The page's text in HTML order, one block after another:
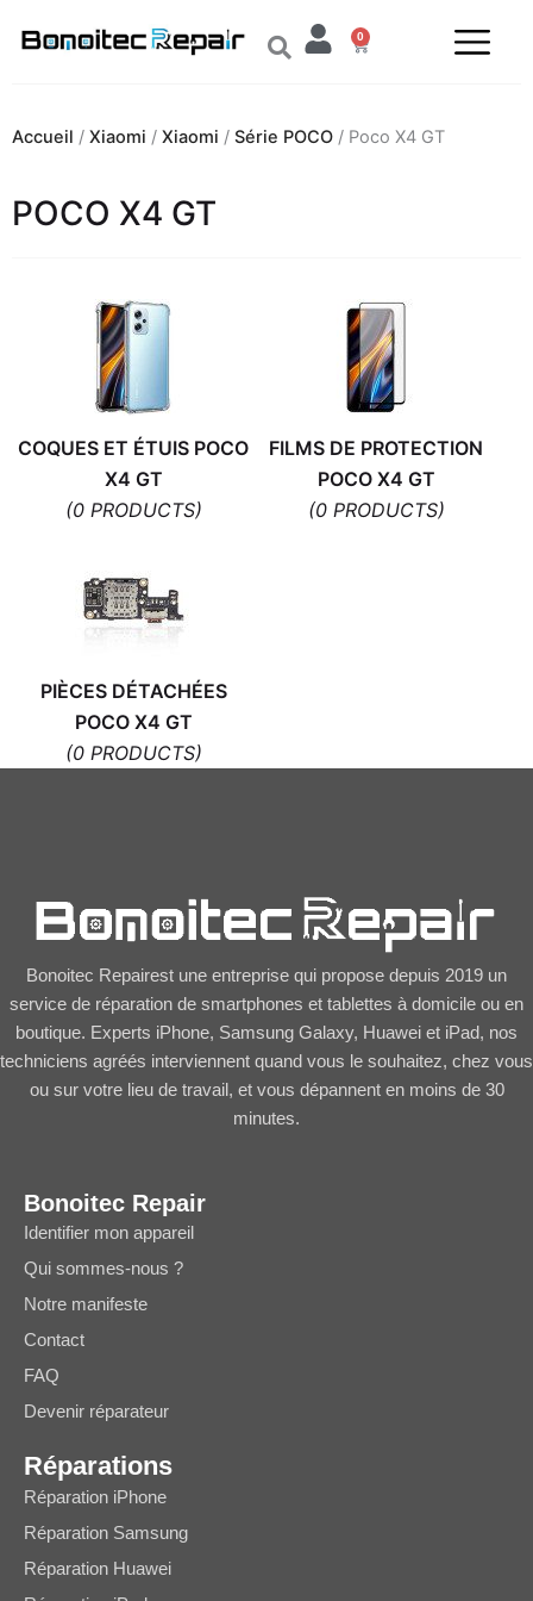
0
Panier
Accueil / Xiaomi / Xiaomi / Série POCO / Poco X4 GT
POCO X4 GT
COQUES ET ÉTUIS POCO
X4 GT
(0 PRODUCTS)
FILMS DE PROTECTION
POCO X4 GT
(0 PRODUCTS)
PIÈCES DÉTACHÉES
POCO X4 GT
(0 PRODUCTS)
Bonoitec Repairest une entreprise qui propose depuis 2019 un
service de réparation de smartphones et tablettes à domicile ou en
boutique. Experts iPhone, Samsung Galaxy, Huawei et iPad, nos
techniciens agréés interviennent quand vous le souhaitez, chez vous
ou sur votre lieu de travail, et vous dépannent en moins de 30
minutes.
Bonoitec Repair
Identifier mon appareil
Qui sommes-nous ?
Notre manifeste
Contact
FAQ
Devenir réparateur
Réparations
Réparation iPhone
Réparation Samsung
Réparation Huawei